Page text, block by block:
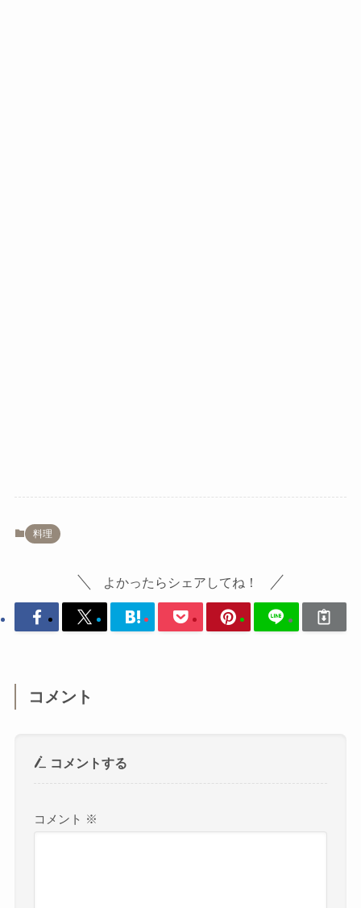
料理
よかったらシェアしてね！
コメント
コメントする
コメント ※